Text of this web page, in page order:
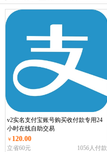
v2实名支付宝账号购买收付款专用24
小时在线自助交易
￥ 120.00
立省60元 1056人付款